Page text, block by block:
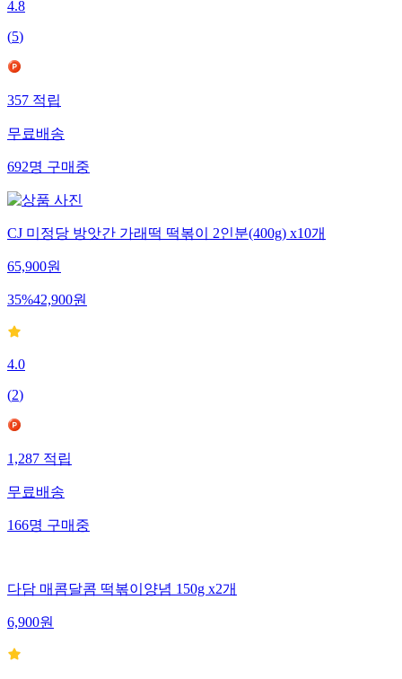
4.8
(5)
357적립
무료배송
692명구매중
CJ 미정당 방앗간 가래떡 떡볶이 2인분(400g) x10개
65,900원
35%42,900원
4.0
(2)
1,287적립
무료배송
166명구매중
다담 매콤달콤 떡볶이양념 150g x2개
6,900원